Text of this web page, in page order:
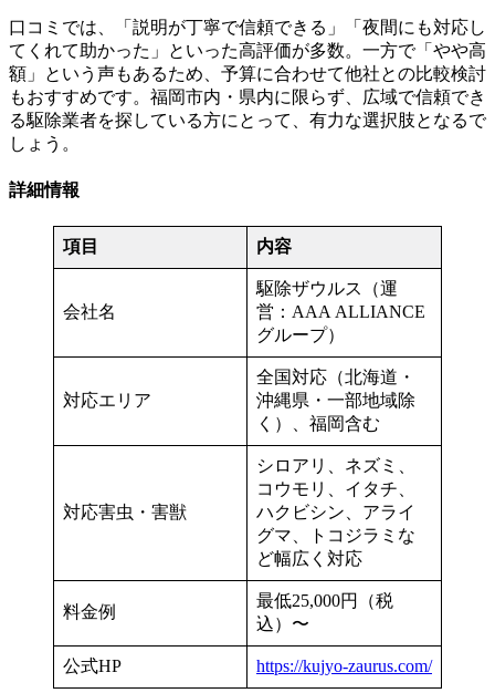
口コミでは、「説明が丁寧で信頼できる」「夜間にも対応し
てくれて助かった」といった高評価が多数。一方で「やや高
額」という声もあるため、予算に合わせて他社との比較検討
もおすすめです。福岡市内・県内に限らず、広域で信頼でき
る駆除業者を探している方にとって、有力な選択肢となるで
しょう。
詳細情報
項目 内容
会社名
駆除ザウルス（運
営：AAA ALLIANCE
グループ）
対応エリア
全国対応（北海道・
沖縄県・一部地域除
く）、福岡含む
対応害虫・害獣
シロアリ、ネズミ、
コウモリ、イタチ、
ハクビシン、アライ
グマ、トコジラミな
ど幅広く対応
料金例
最低25,000円（税
込）〜
公式HP https://kujyo-zaurus.com/